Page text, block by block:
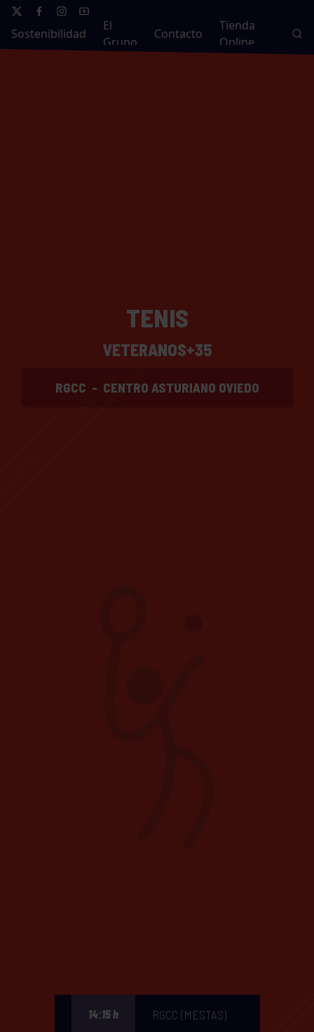
Sostenibilidad
El
Grupo
Contacto
Tienda
Online
TENIS
VETERANOS+35
RGCC - CENTRO ASTURIANO OVIEDO
14:15 h RGCC (MESTAS)